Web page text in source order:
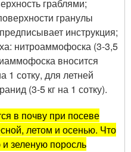
граблями;
гранулы
инструкция;
нитроаммофоска (3-3,5
вносится
1 сотку, для летней
(3-5 кг на 1 сотку).
в почву при посеве
летом и осенью. Что
и зеленую поросль